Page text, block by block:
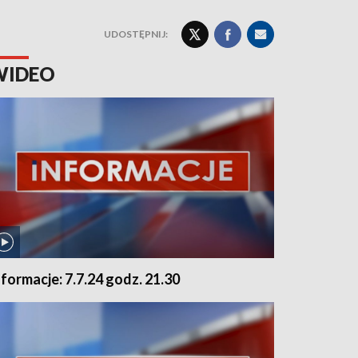
UDOSTĘPNIJ:
7.7.24 godz. 21.30